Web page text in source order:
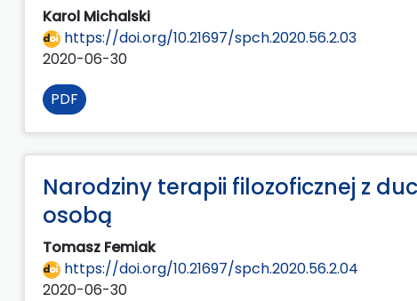
Karol Michalski
https://doi.org/10.21697/spch.2020.56.2.03
2020-06-30
PDF
Narodziny terapii filozoficznej z
osobą
Tomasz Femiak
https://doi.org/10.21697/spch.2020.56.2.04
2020-06-30